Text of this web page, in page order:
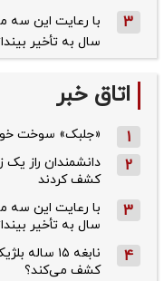
3
سال به تأخیر
اتاق خبر
1 «جلبک» سوخت
2
دانشمندان راز یک
کشف کردند
3
سال به تأخیر
4
نابغه ۱۵
کشف می‌کند؟